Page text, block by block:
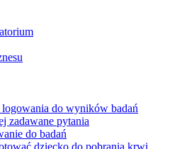
do wyników badań
zadawane pytania
do badań
dziecko do pobrania krwi